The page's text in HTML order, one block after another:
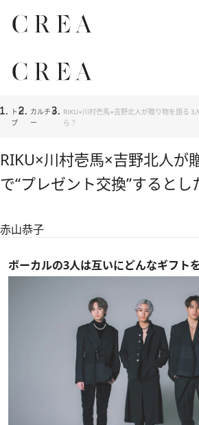
トッ
プ
カルチャ
ー
RIKU×川村壱馬×吉野北人が贈り物を語る 3
ら？
RIKU×川村壱馬×吉野北人が
で“プレゼント交換”するとし
赤山恭子
ボーカルの3人は互いにどんなギフト